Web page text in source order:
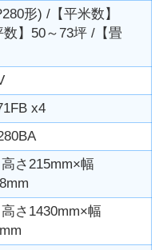
形) /【平米数】
】50～73坪 /【畳
x4
さ215mm×幅
さ1430mm×幅